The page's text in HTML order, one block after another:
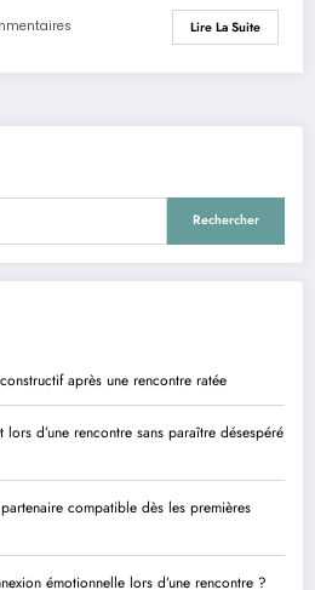
Lire La Suite
Rechercher
après une rencontre ratée
lors d’une rencontre sans paraître désespéré
compatible dès les premières
émotionnelle lors d’une rencontre ?